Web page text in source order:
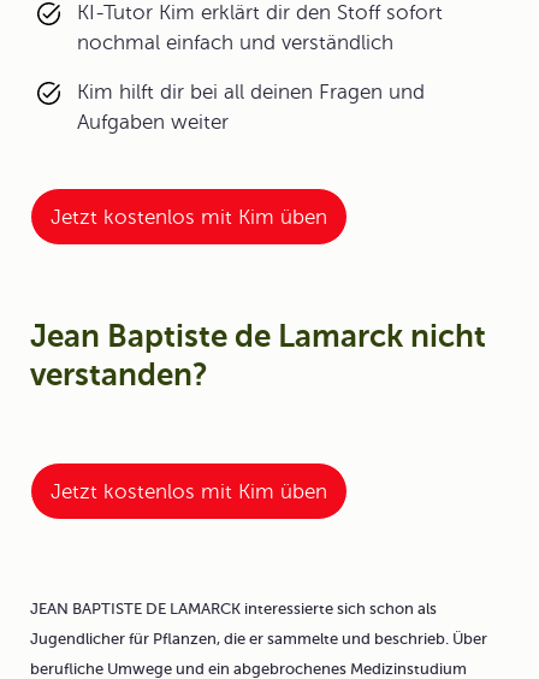
KI-Tutor Kim erklärt dir den Stoff sofort
nochmal einfach und verständlich
Kim hilft dir bei all deinen Fragen und
Aufgaben weiter
Jetzt kostenlos mit Kim üben
Jean Baptiste de Lamarck nicht
verstanden?
Jetzt kostenlos mit Kim üben
JEAN BAPTISTE DE LAMARCK interessierte sich schon als
Jugendlicher für Pflanzen, die er sammelte und beschrieb. Über
berufliche Umwege und ein abgebrochenes Medizinstudium